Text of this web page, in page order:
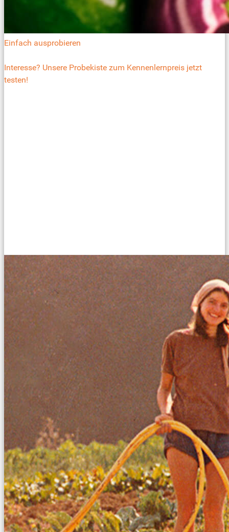
Einfach ausprobieren
Interesse? Unsere Probekiste zum Kennenlernpreis jetzt
testen!